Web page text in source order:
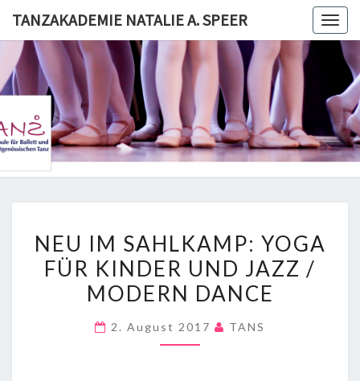
content
TANZAKADEMIE NATALIE A. SPEER
IM
SAHLKAMP:
YOGA
KINDER
NEU IM SAHLKAMP: YOGA
FÜR KINDER UND JAZZ /
MODERN DANCE
2. August 2017 TANS